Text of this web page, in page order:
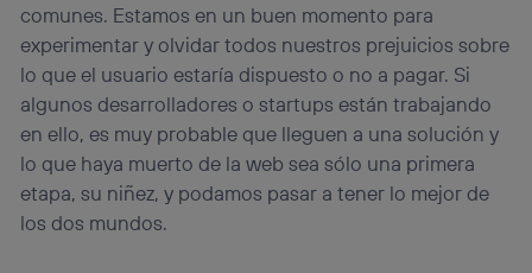
comunes. Estamos en un buen momento para
experimentar y olvidar todos nuestros prejuicios sobre
lo que el usuario estaría dispuesto o no a pagar. Si
algunos desarrolladores o startups están trabajando
en ello, es muy probable que lleguen a una solución y
lo que haya muerto de la web sea sólo una primera
etapa, su niñez, y podamos pasar a tener lo mejor de
los dos mundos.